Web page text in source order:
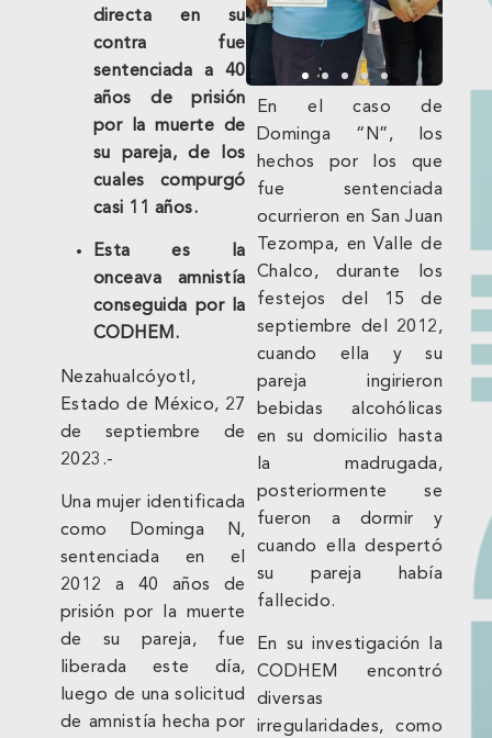
directa en su
contra fue
sentenciada a 40
años de prisión
por la muerte de
su pareja, de los
cuales compurgó
casi 11 años.
Esta es la
onceava amnistía
conseguida por la
CODHEM.
Nezahualcóyotl,
Estado de México, 27
de septiembre de
2023.-
Una mujer identificada
como Dominga N,
sentenciada en el
2012 a 40 años de
prisión por la muerte
de su pareja, fue
liberada este día,
luego de una solicitud
de amnistía hecha por
En el caso de
Dominga “N”, los
hechos por los que
fue sentenciada
ocurrieron en San Juan
Tezompa, en Valle de
Chalco, durante los
festejos del 15 de
septiembre del 2012,
cuando ella y su
pareja ingirieron
bebidas alcohólicas
en su domicilio hasta
la madrugada,
posteriormente se
fueron a dormir y
cuando ella despertó
su pareja había
fallecido.
En su investigación la
CODHEM encontró
diversas
irregularidades, como